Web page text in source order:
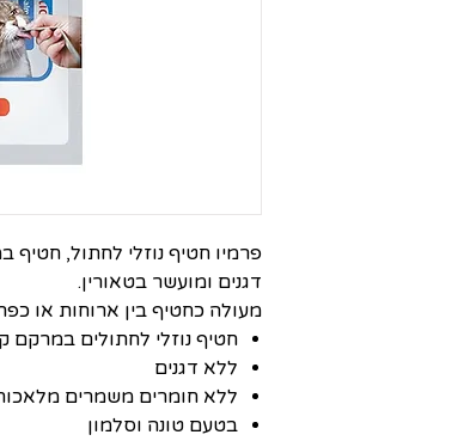
פרמיו חטיף נוזלי לחתול, חטיף
דגנים ומועשר בטאורין.
מעולה כחטיף בין ארוחות או
חטיף נוזלי לחתולים במרקם
ללא דגנים
ללא חומרים משמרים
בטעם טונה וסלמון